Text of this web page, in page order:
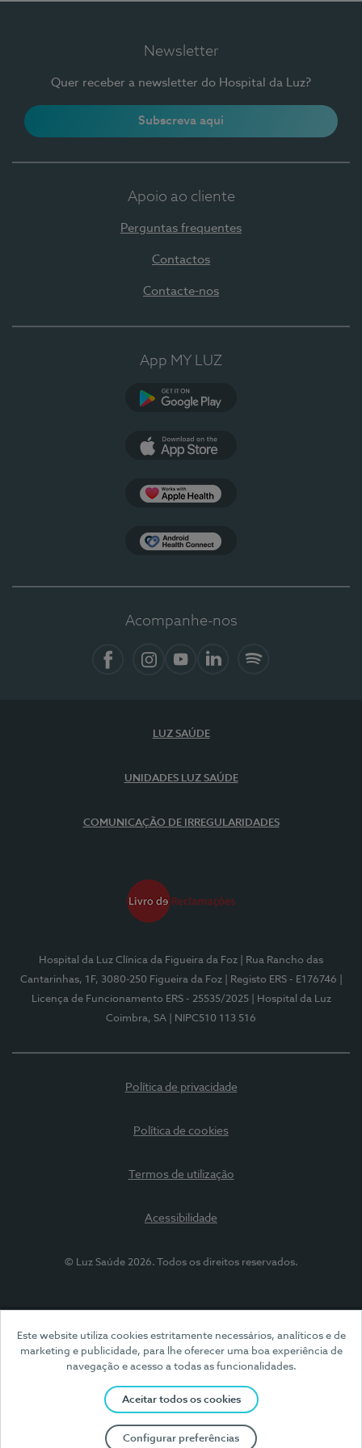
Este website utiliza cookies estritamente necessários, analíticos e de
marketing e publicidade, para lhe oferecer uma boa experiência de
navegação e acesso a todas as funcionalidades.
Aceitar todos os cookies
Configurar preferências
Newsletter
Quer receber a newsletter do Hospital da Luz?
Subscreva aqui
Apoio ao cliente
Perguntas frequentes
Contactos
Contacte-nos
App MY LUZ
Acompanhe-nos
LUZ SAÚDE
UNIDADES LUZ SAÚDE
COMUNICAÇÃO DE IRREGULARIDADES
Hospital da Luz Clínica da Figueira da Foz
| Rua Rancho das
Cantarinhas, 1F, 3080-250 Figueira da Foz
| Registo ERS - E176746
Licença de Funcionamento ERS - 25535/2025
| Hospital da Luz
Coimbra, SA
| NIPC510 113 516
Política de privacidade
Política de cookies
Termos de utilização
Acessibilidade
© Luz Saúde 2026. Todos os direitos reservados.